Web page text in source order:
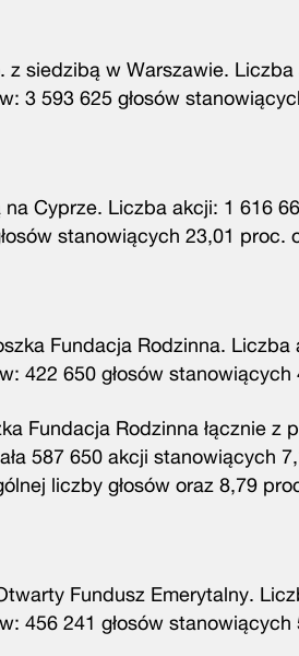
z siedzibą w Warszawie.
3 593 625 głosów
Cyprze. Liczba akcji: 1 616
stanowiących 23,01
Fundacja Rodzinna.
422 650 głosów
Fundacja Rodzinna łącznie
587 650 akcji stanowiących
liczby głosów oraz 8,79
Fundusz Emerytalny.
456 241 głosów